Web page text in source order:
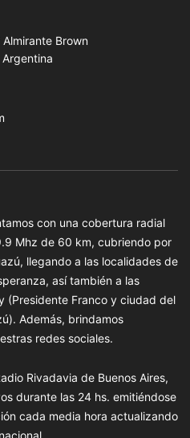
Almirante Brown
con una cobertura radial
Mhz de 60 km, cubriendo por
llegando a las localidades de
así también a las
(Presidente Franco y ciudad del
Además, brindamos
redes sociales.
Rivadavia de Buenos Aires,
durante las 24 hs. emitiéndose
cada media hora actualizando